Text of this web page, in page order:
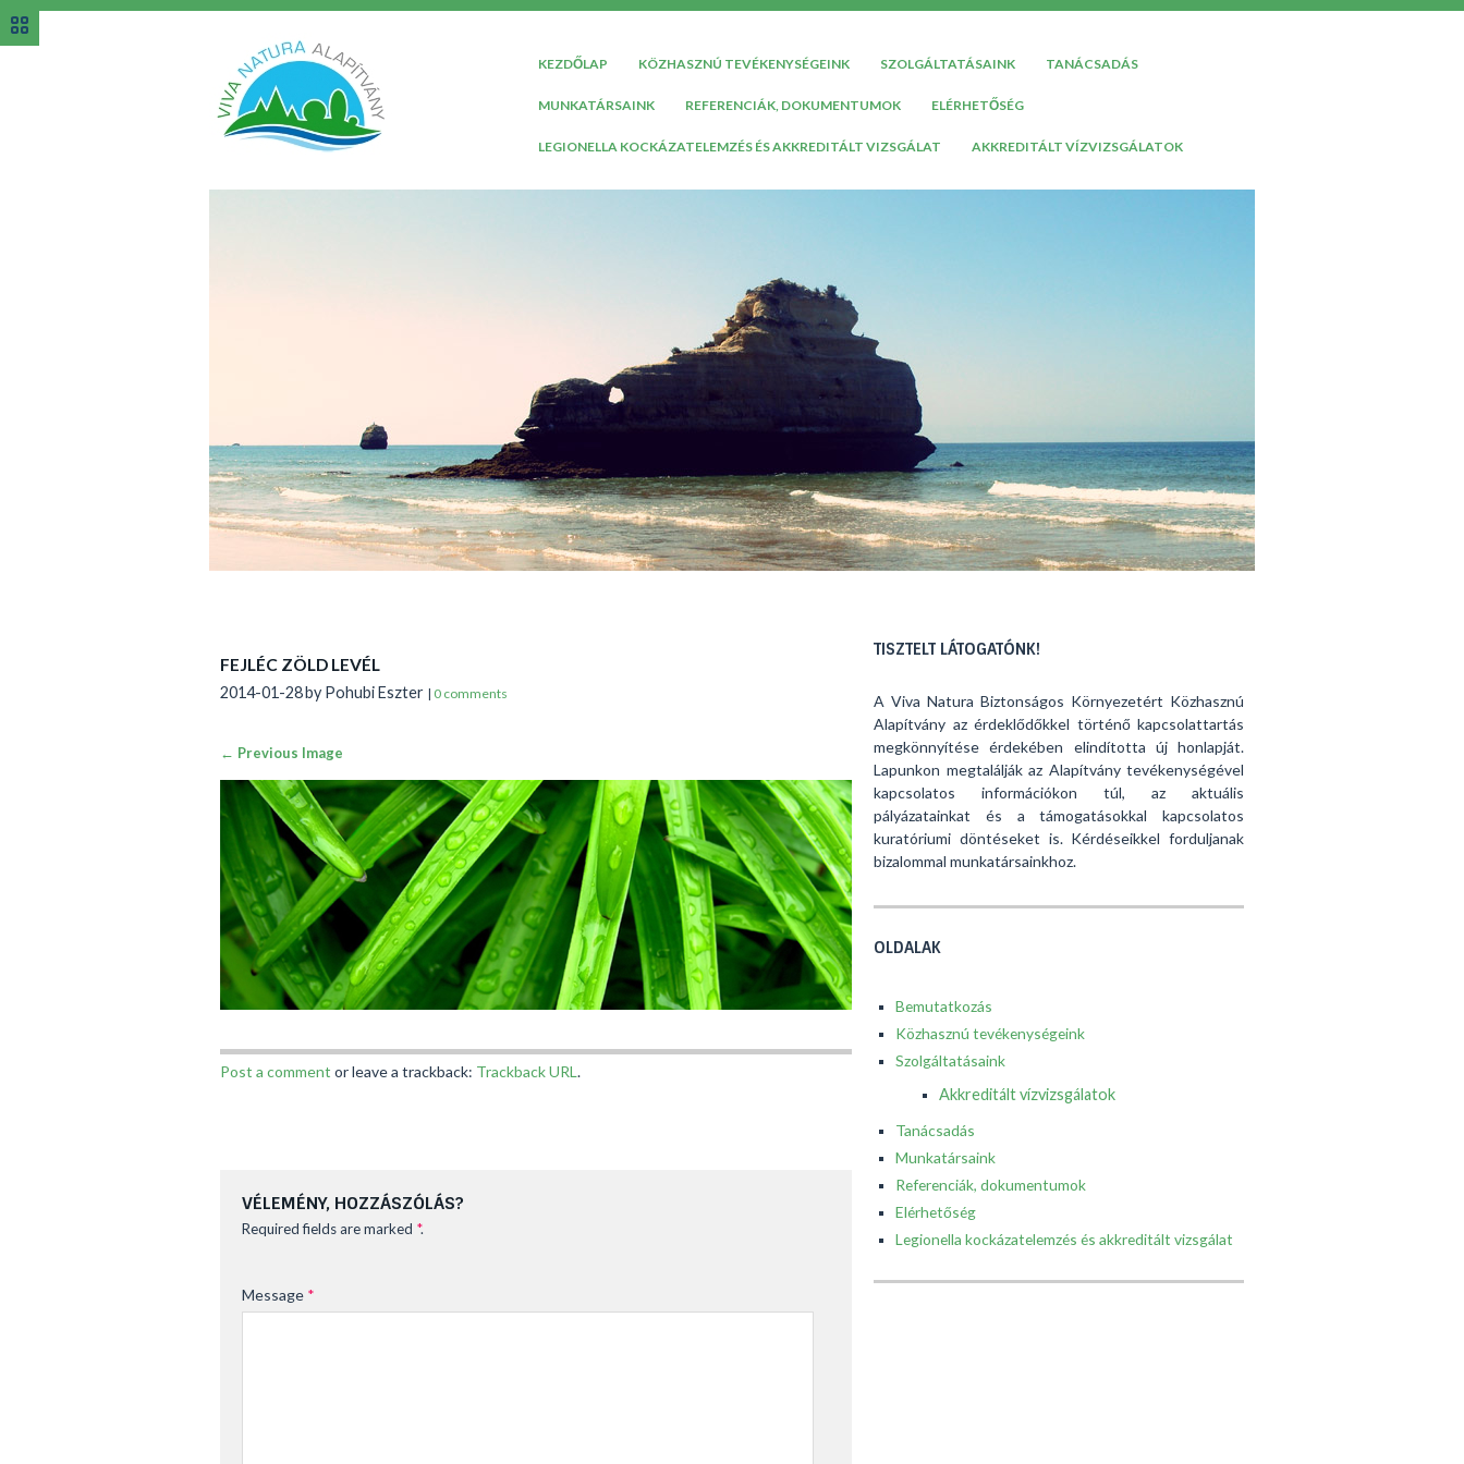
KEZDŐLAP KÖZHASZNÚ TEVÉKENYSÉGEINK SZOLGÁLTATÁSAINK TANÁCSADÁS
MUNKATÁRSAINK REFERENCIÁK, DOKUMENTUMOK ELÉRHETŐSÉG
LEGIONELLA KOCKÁZATELEMZÉS ÉS AKKREDITÁLT VIZSGÁLAT AKKREDITÁLT VÍZVIZSGÁLATOK
FEJLÉC ZÖLD LEVÉL
2014-01-28by Pohubi Eszter | 0 comments
← Previous Image
Post a comment or leave a trackback: Trackback URL.
VÉLEMÉNY, HOZZÁSZÓLÁS?
Required fields are marked *.
Message *
TISZTELT LÁTOGATÓNK!
A Viva Natura Biztonságos Környezetért Közhasznú
Alapítvány az érdeklődőkkel történő kapcsolattartás
megkönnyítése érdekében elindította új honlapját.
Lapunkon megtalálják az Alapítvány tevékenységével
kapcsolatos információkon túl, az aktuális
pályázatainkat és a támogatásokkal kapcsolatos
kuratóriumi döntéseket is. Kérdéseikkel forduljanak
bizalommal munkatársainkhoz.
OLDALAK
Bemutatkozás
Közhasznú tevékenységeink
Szolgáltatásaink
Akkreditált vízvizsgálatok
Tanácsadás
Munkatársaink
Referenciák, dokumentumok
Elérhetőség
Legionella kockázatelemzés és akkreditált vizsgálat